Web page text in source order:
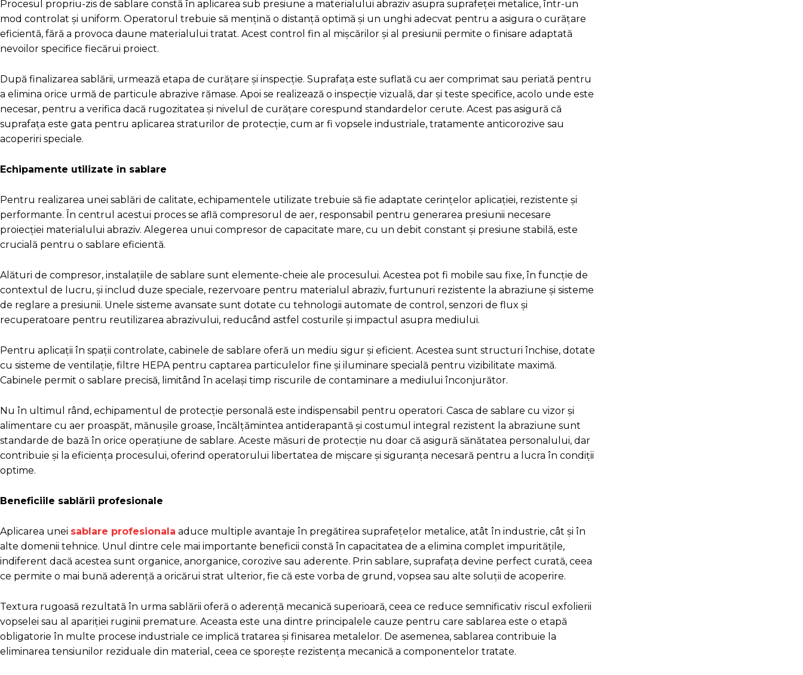
Procesul propriu-zis de sablare constă în aplicarea sub presiune a materialului abraziv asupra suprafeței metalice, într-un
mod controlat și uniform. Operatorul trebuie să mențină o distanță optimă și un unghi adecvat pentru a asigura o curățare
eficientă, fără a provoca daune materialului tratat. Acest control fin al mișcărilor și al presiunii permite o finisare adaptată
nevoilor specifice fiecărui proiect.
După finalizarea sablării, urmează etapa de curățare și inspecție. Suprafața este suflată cu aer comprimat sau periată pentru
a elimina orice urmă de particule abrazive rămase. Apoi se realizează o inspecție vizuală, dar și teste specifice, acolo unde este
necesar, pentru a verifica dacă rugozitatea și nivelul de curățare corespund standardelor cerute. Acest pas asigură că
suprafața este gata pentru aplicarea straturilor de protecție, cum ar fi vopsele industriale, tratamente anticorozive sau
acoperiri speciale.
Echipamente utilizate în sablare
Pentru realizarea unei sablări de calitate, echipamentele utilizate trebuie să fie adaptate cerințelor aplicației, rezistente și
performante. În centrul acestui proces se află compresorul de aer, responsabil pentru generarea presiunii necesare
proiecției materialului abraziv. Alegerea unui compresor de capacitate mare, cu un debit constant și presiune stabilă, este
crucială pentru o sablare eficientă.
Alături de compresor, instalațiile de sablare sunt elemente-cheie ale procesului. Acestea pot fi mobile sau fixe, în funcție de
contextul de lucru, și includ duze speciale, rezervoare pentru materialul abraziv, furtunuri rezistente la abraziune și sisteme
de reglare a presiunii. Unele sisteme avansate sunt dotate cu tehnologii automate de control, senzori de flux și
recuperatoare pentru reutilizarea abrazivului, reducând astfel costurile și impactul asupra mediului.
Pentru aplicații în spații controlate, cabinele de sablare oferă un mediu sigur și eficient. Acestea sunt structuri închise, dotate
cu sisteme de ventilație, filtre HEPA pentru captarea particulelor fine și iluminare specială pentru vizibilitate maximă.
Cabinele permit o sablare precisă, limitând în același timp riscurile de contaminare a mediului înconjurător.
Nu în ultimul rând, echipamentul de protecție personală este indispensabil pentru operatori. Casca de sablare cu vizor și
alimentare cu aer proaspăt, mănușile groase, încălțămintea antiderapantă și costumul integral rezistent la abraziune sunt
standarde de bază în orice operațiune de sablare. Aceste măsuri de protecție nu doar că asigură sănătatea personalului, dar
contribuie și la eficiența procesului, oferind operatorului libertatea de mișcare și siguranța necesară pentru a lucra în condiții
optime.
Beneficiile sablării profesionale
Aplicarea unei sablare profesionala aduce multiple avantaje în pregătirea suprafețelor metalice, atât în industrie, cât și în
alte domenii tehnice. Unul dintre cele mai importante beneficii constă în capacitatea de a elimina complet impuritățile,
indiferent dacă acestea sunt organice, anorganice, corozive sau aderente. Prin sablare, suprafața devine perfect curată, ceea
ce permite o mai bună aderență a oricărui strat ulterior, fie că este vorba de grund, vopsea sau alte soluții de acoperire.
Textura rugoasă rezultată în urma sablării oferă o aderență mecanică superioară, ceea ce reduce semnificativ riscul exfolierii
vopselei sau al apariției ruginii premature. Aceasta este una dintre principalele cauze pentru care sablarea este o etapă
obligatorie în multe procese industriale ce implică tratarea și finisarea metalelor. De asemenea, sablarea contribuie la
eliminarea tensiunilor reziduale din material, ceea ce sporește rezistența mecanică a componentelor tratate.